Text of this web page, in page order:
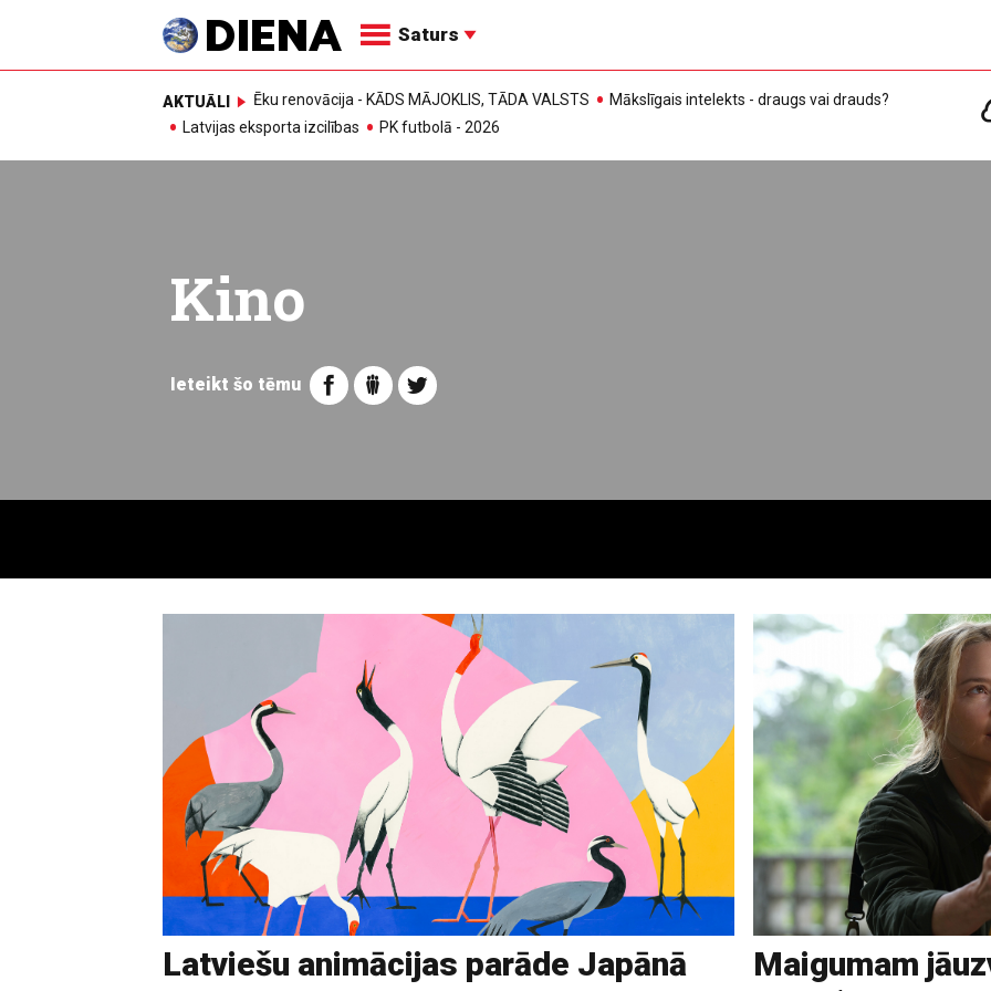
Saturs
AKTUĀLI Ēku renovācija - KĀDS MĀJOKLIS, TĀDA VALSTS
Mākslīgais intelekts - draugs vai drauds?
Latvijas eksporta izcilības
PK futbolā - 2026
Kino
Ieteikt šo tēmu
Latviešu animācijas parāde Japānā Maigumam